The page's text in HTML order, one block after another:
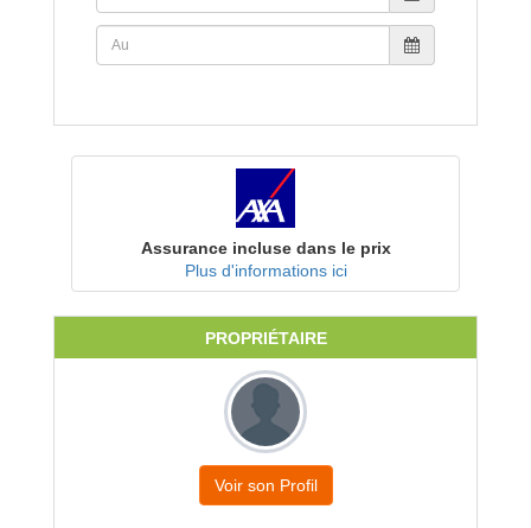
Assurance incluse dans le prix
Plus d'informations ici
PROPRIÉTAIRE
Voir son Profil